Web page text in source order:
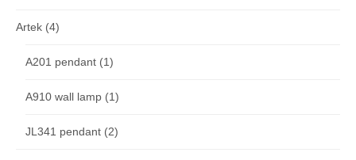
Artek (4)
A201 pendant (1)
A910 wall lamp (1)
JL341 pendant (2)